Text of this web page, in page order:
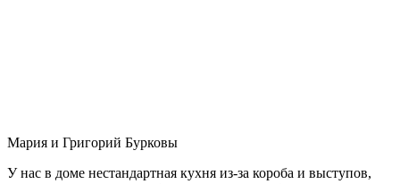
Мария и Григорий Бурковы
У нас в доме нестандартная кухня из-за короба и выступов,